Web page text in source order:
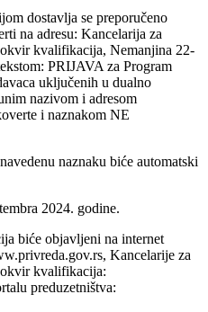
dostavlja se preporučeno
na adresu: Kancelarija za
kvalifikacija, Nemanjina 22-
PRIJAVA za Program
uključenih u dualno
nazivom i adresom
i naznakom NE
naznaku biće automatski
2024. godine.
biće objavljeni na internet
Kancelarije za
kvalifikacija:
preduzetništva: